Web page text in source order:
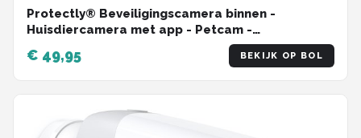
Protectly® Beveiligingscamera binnen -
Huisdiercamera met app - Petcam -
Hondencamera - Met WiFi APP - 2K 3MP Ultra HD
- Volgt beweging en geluidsdetectie - Indoor
Camera - Zwart
€ 49,95 BEKIJK OP BOL